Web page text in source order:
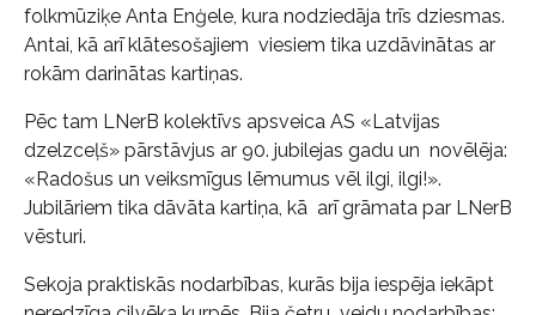
folkmūziķe Anta Enģele, kura nodziedāja trīs dziesmas.
Antai, kā arī klātesošajiem viesiem tika uzdāvinātas ar
rokām darinātas kartiņas.
Pēc tam LNerB kolektīvs apsveica AS «Latvijas
dzelzceļš» pārstāvjus ar 90. jubilejas gadu un novēlēja:
«Radošus un veiksmīgus lēmumus vēl ilgi, ilgi!».
Jubilāriem tika dāvāta kartiņa, kā arī grāmata par LNerB
vēsturi.
Sekoja praktiskās nodarbības, kurās bija iespēja iekāpt